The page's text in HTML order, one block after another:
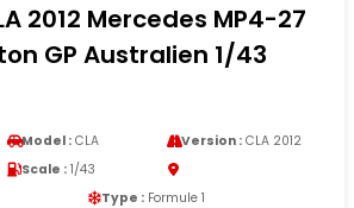
2012 Mercedes MP4-27
GP Australien 1/43
Model : CLA Version :CLA 2012
Scale : 1/43
Type : Formule 1